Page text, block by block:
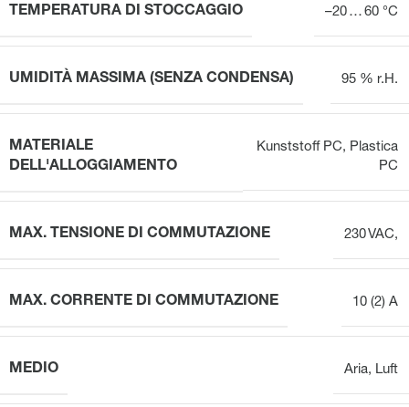
TEMPERATURA DI STOCCAGGIO –20 … 60 °C
UMIDITÀ MASSIMA (SENZA CONDENSA) 95 % r.H.
MATERIALE
DELL'ALLOGGIAMENTO
Kunststoff PC, Plastica
PC
MAX. TENSIONE DI COMMUTAZIONE 230 VAC,
MAX. CORRENTE DI COMMUTAZIONE 10 (2) A
MEDIO Aria, Luft